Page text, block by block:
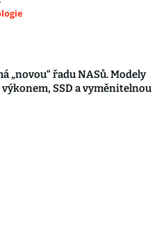
„novou“ řadu NASů. Modely
SSD a vyměnitelnou